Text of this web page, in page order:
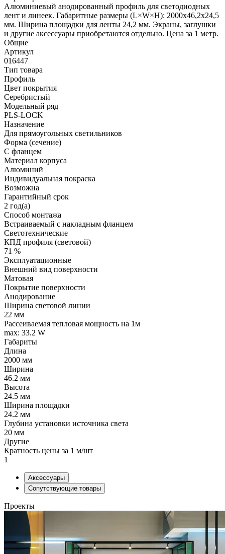
Алюминиевый анодированный профиль для светодиодных
лент и линеек. Габаритные размеры (L×W×H): 2000x46,2x24,5
мм. Ширина площадки для ленты 24,2 мм. Экраны, заглушки
и другие аксессуары приобретаются отдельно. Цена за 1 метр.
Общие
Артикул
016447
Тип товара
Профиль
Цвет покрытия
Серебристый
Модельный ряд
PLS-LOCK
Назначение
Для прямоугольных светильников
Форма (сечение)
С фланцем
Материал корпуса
Алюминий
Индивидуальная покраска
Возможна
Гарантийный срок
2 год(а)
Способ монтажа
Встраиваемый с накладным фланцем
Светотехнические
КПД профиля (cветовой)
71 %
Эксплуатационные
Внешний вид поверхности
Матовая
Покрытие поверхности
Анодирование
Ширина световой линии
22 мм
Рассеиваемая тепловая мощность на 1м
max: 33.2 W
Габариты
Длина
2000 мм
Ширина
46.2 мм
Высота
24.5 мм
Ширина площадки
24.2 мм
Глубина установки источника света
20 мм
Другие
Кратность цены за 1 м/шт
1
Аксессуары
Сопутствующие товары
Проекты